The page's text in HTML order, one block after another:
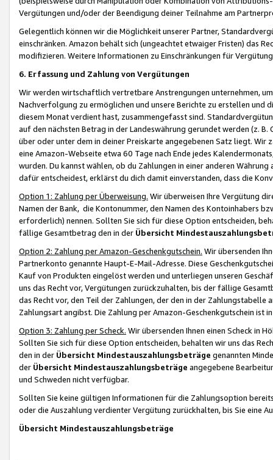
Vergütungen und/oder der Beendigung deiner Teilnahme am
Gelegentlich können wir die Möglichkeit unserer Partner,
einschränken. Amazon behält sich (ungeachtet etwaiger Fristen) das
modifizieren. Weitere Informationen zu Einschränkungen für
6. Erfassung und Zahlung von Vergütungen
Wir werden wirtschaftlich vertretbare Anstrengungen unternehmen,
Nachverfolgung zu ermöglichen und unsere Berichte zu erstellen und
diesem Monat verdient hast, zusammengefasst sind.
auf den nächsten Betrag in der Landeswährung gerundet werden (z.
über oder unter dem in deiner Preiskarte angegebenen Satz liegt.
eine Amazon-Webseite etwa 60 Tage nach Ende jedes
wurden. Du kannst wählen, ob du Zahlungen in einer anderen
dafür entscheidest, erklärst du dich damit einverstanden, dass die
Option 1: Zahlung per Überweisung. Wir überweisen Ihre Vergütung
Namen der Bank, die Kontonummer, den Namen des Kontoinhabers
erforderlich) nennen. Sollten Sie sich für diese Option entscheiden,
fällige Gesamtbetrag den in der Übersicht
Option 2: Zahlung per Amazon-Geschenkgutschein. Wir übersenden
Partnerkonto genannte Haupt-E-Mail-Adresse. Diese
Kauf von Produkten eingelöst werden und unterliegen unseren
uns das Recht vor, Vergütungen zurückzuhalten, bis der fällige
das Recht vor, den Teil der Zahlungen, der den in der
Zahlungsart angibst. Die Zahlung per Amazon-Geschenkgutschein ist
Option 3: Zahlung per Scheck. Wir übersenden Ihnen einen Scheck in
Sollten Sie sich für diese Option entscheiden, behalten wir uns das
den in der Übersicht Mindestauszahlungsbeträge genannten
der Übersicht Mindestauszahlungsbeträge angegebene
und Schweden nicht verfügbar.
Sollten Sie keine gültigen Informationen für die Zahlungsoption
oder die Auszahlung verdienter Vergütung zurückhalten, bis Sie
Übersicht Mindestauszahlungsbeträge